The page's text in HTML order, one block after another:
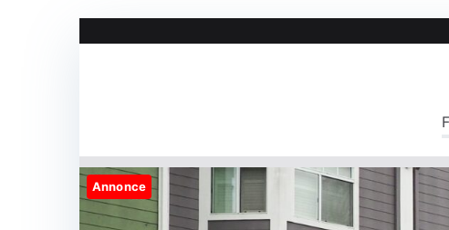
Annonce